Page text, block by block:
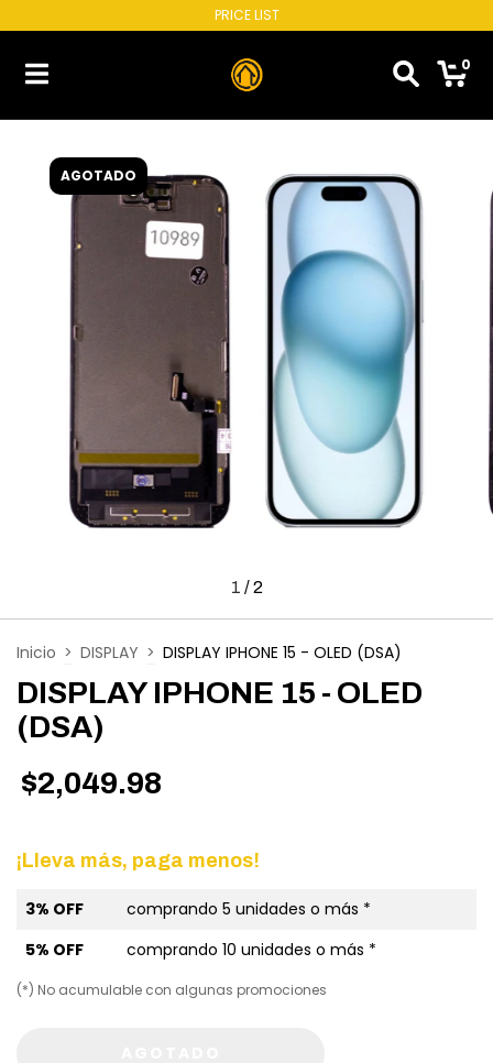
PRICE LIST
0
AGOTADO
1 /2
Inicio > DISPLAY > DISPLAY IPHONE 15 - OLED (DSA)
DISPLAY IPHONE 15 - OLED
(DSA)
$2,049.98
¡Lleva más, paga menos!
3% OFF
comprando 5 unidades o más *
5% OFF
comprando 10 unidades o más *
(*) No acumulable con algunas promociones